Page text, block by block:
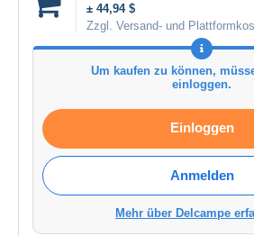
± 44,94 $
Zzgl. Versand- und
Um kaufen zu können,
einloggen.
Einloggen
Anmelden
Mehr über Delcampe